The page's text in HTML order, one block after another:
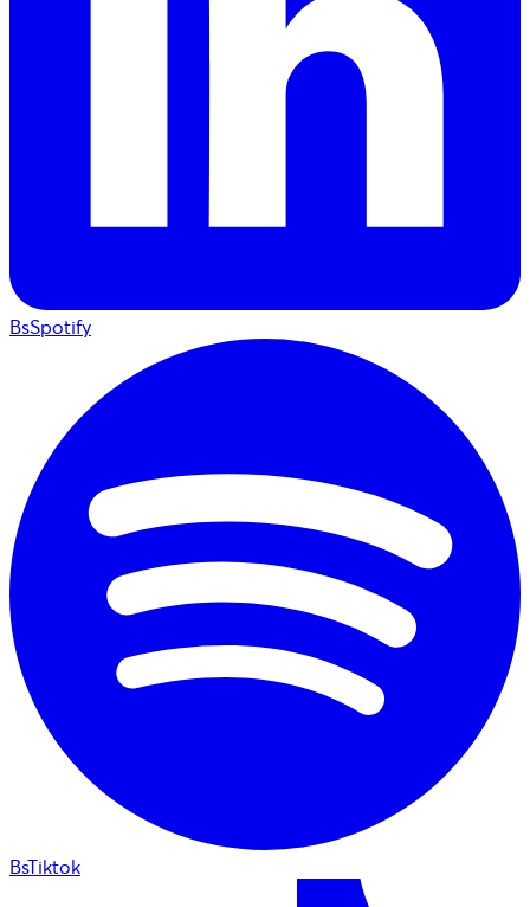
BsSpotify
BsTiktok